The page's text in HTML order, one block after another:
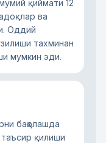
қиймати 12
ва
Оддий
тахминан
мумкин эди.
баҳолашда
қилиши